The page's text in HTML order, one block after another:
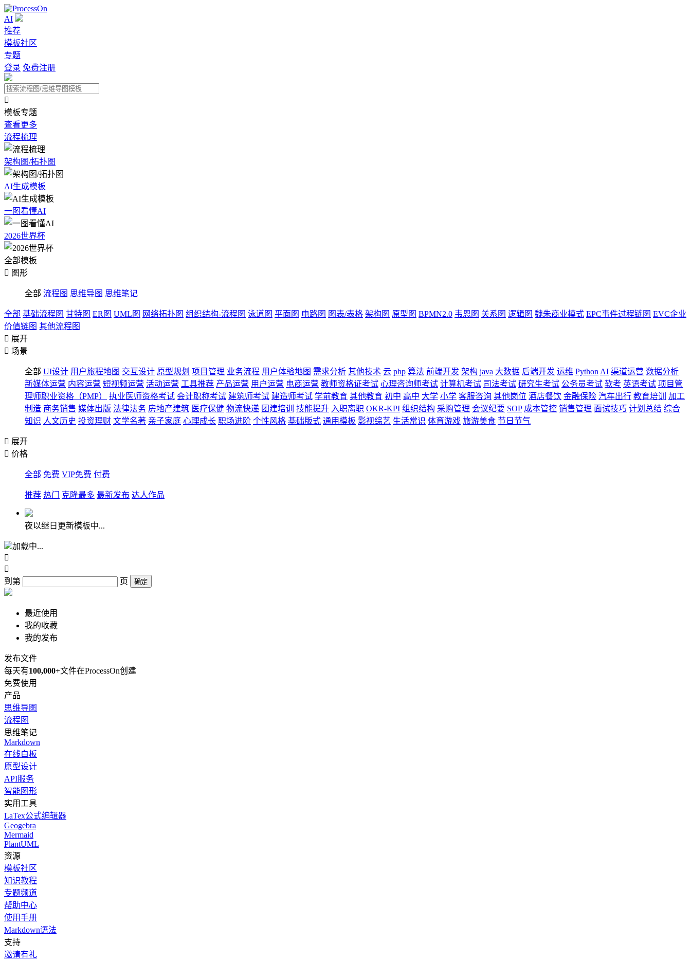
AI
推荐
模板社区
专题
登录 免费注册

模板专题
查看更多
流程梳理
架构图/拓扑图
AI生成模板
一图看懂AI
2026世界杯
全部模板
 图形
全部 流程图 思维导图 思维笔记
全部 基础流程图 甘特图 ER图 UML图 网络拓扑图 组织结构-流程图 泳道图 平面图 电路图 图表/表格 架构图 原型图 BPMN2.0 韦恩图 关系图 逻辑图 魏朱商业模式 EPC事件过程链图 EVC企业
价值链图 其他流程图
 展开
 场景
全部 UI设计 用户旅程地图 交互设计 原型规划 项目管理 业务流程 用户体验地图 需求分析 其他技术 云 php 算法 前端开发 架构 java 大数据 后端开发 运维 Python AI 渠道运营 数据分析
新媒体运营 内容运营 短视频运营 活动运营 工具推荐 产品运营 用户运营 电商运营 教师资格证考试 心理咨询师考试 计算机考试 司法考试 研究生考试 公务员考试 软考 英语考试 项目管
理师职业资格（PMP）
执业医师资格考试 会计职称考试 建筑师考试 建造师考试 学前教育 其他教育 初中 高中 大学 小学 客服咨询 其他岗位 酒店餐饮 金融保险 汽车出行 教育培训
加工
制造 商务销售 媒体出版 法律法务 房地产建筑 医疗保健 物流快递 团建培训 技能提升 入职离职 OKR-KPI 组织结构 采购管理 会议纪要 SOP 成本管控 销售管理 面试技巧 计划总结 综合
知识 人文历史 投资理财 文学名著 亲子家庭 心理成长 职场进阶 个性风格 基础版式 通用模板 影视综艺 生活常识 体育游戏 旅游美食 节日节气
 展开
 价格
全部 免费 VIP免费 付费
推荐 热门 克隆最多 最新发布 达人作品
夜以继日更新模板中...
加载中...


到第
页 确定
最近使用
我的收藏
我的发布
发布文件
每天有100,000+文件在ProcessOn创建
免费使用
产品
思维导图
流程图
思维笔记
Markdown
在线白板
原型设计
API服务
智能图形
实用工具
LaTex公式编辑器
Geogebra
Mermaid
PlantUML
资源
模板社区
知识教程
专题频道
帮助中心
使用手册
Markdown语法
支持
邀请有礼